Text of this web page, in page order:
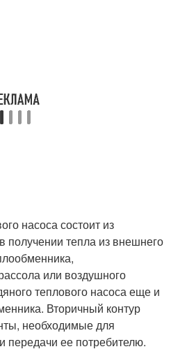
насоса состоит из
получении тепла из внешнего
или воздушного
теплового насоса еще и
Вторичный контур
необходимые для
передачи ее потребителю.